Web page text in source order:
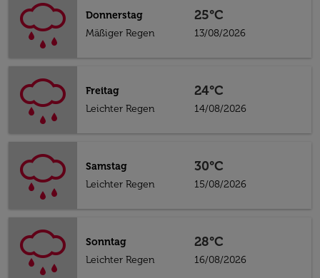
Donnerstag
Mäßiger Regen
25°C
13/08/2026
Freitag
Leichter Regen
24°C
14/08/2026
Samstag
Leichter Regen
30°C
15/08/2026
Sonntag
Leichter Regen
28°C
16/08/2026